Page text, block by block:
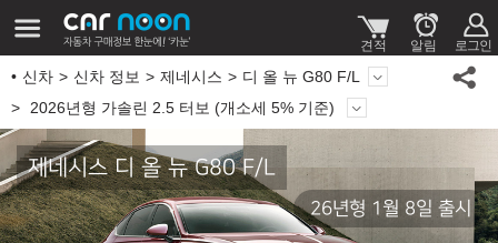
신차 신차 정보 제네시스
디 올 뉴 G80 F/L
2026년형 가솔린 2.5 터보 (개소세 5% 기준)
제네시스 디 올 뉴 G80 F/L
26년형 1월 8일 출시